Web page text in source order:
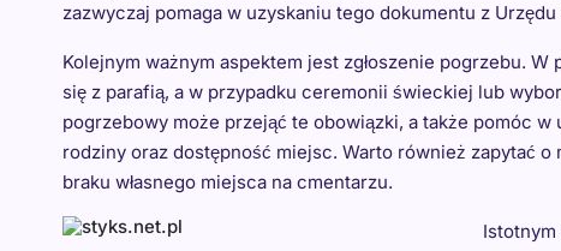
zazwyczaj pomaga w uzyskaniu tego dokumentu z
Kolejnym ważnym aspektem jest zgłoszenie pogrzebu.
się z parafią, a w przypadku ceremonii świeckiej lub
pogrzebowy może przejąć te obowiązki, a także pomóc
rodziny oraz dostępność miejsc. Warto również zapytać
braku własnego miejsca na cmentarzu.
Istotnym